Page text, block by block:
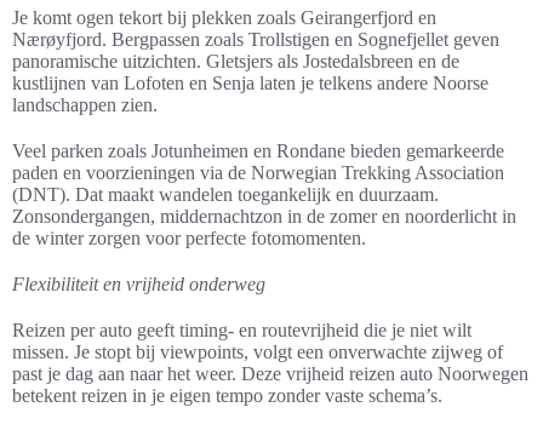
Je komt ogen tekort bij plekken zoals Geirangerfjord en
Nærøyfjord. Bergpassen zoals Trollstigen en Sognefjellet geven
panoramische uitzichten. Gletsjers als Jostedalsbreen en de
kustlijnen van Lofoten en Senja laten je telkens andere Noorse
landschappen zien.
Veel parken zoals Jotunheimen en Rondane bieden gemarkeerde
paden en voorzieningen via de Norwegian Trekking Association
(DNT). Dat maakt wandelen toegankelijk en duurzaam.
Zonsondergangen, middernachtzon in de zomer en noorderlicht in
de winter zorgen voor perfecte fotomomenten.
Flexibiliteit en vrijheid onderweg
Reizen per auto geeft timing- en routevrijheid die je niet wilt
missen. Je stopt bij viewpoints, volgt een onverwachte zijweg of
past je dag aan naar het weer. Deze vrijheid reizen auto Noorwegen
betekent reizen in je eigen tempo zonder vaste schema’s.